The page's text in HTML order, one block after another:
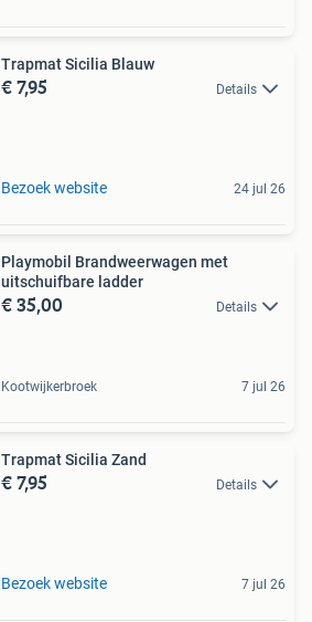
Trapmat Sicilia Blauw
€ 7,95 Details
Bezoek website 24 jul 26
Playmobil Brandweerwagen met
uitschuifbare ladder
€ 35,00 Details
Kootwijkerbroek 7 jul 26
Trapmat Sicilia Zand
€ 7,95 Details
Bezoek website 7 jul 26